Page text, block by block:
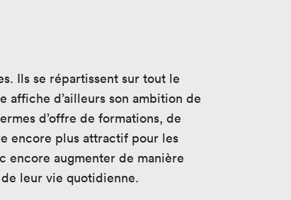
Ils se répartissent sur tout le
affiche d’ailleurs son ambition de
d’offre de formations, de
encore plus attractif pour les
encore augmenter de manière
leur vie quotidienne.